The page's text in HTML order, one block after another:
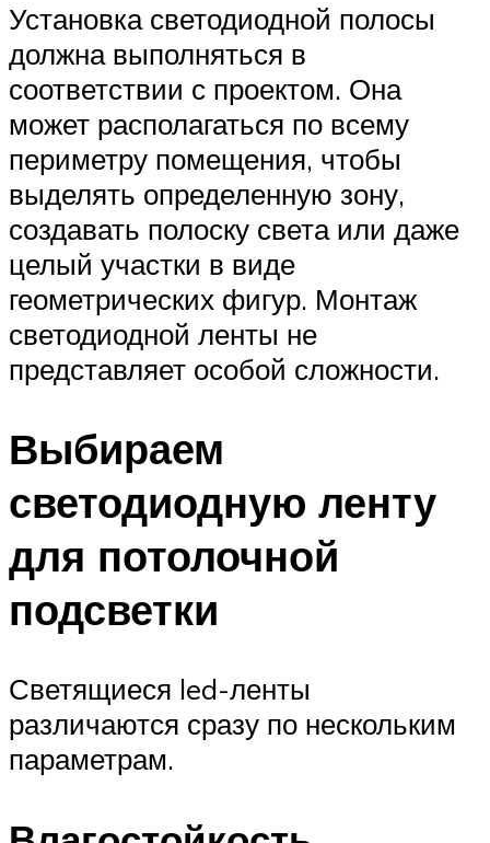
Установка светодиодной полосы
должна выполняться в
соответствии с проектом. Она
может располагаться по всему
периметру помещения, чтобы
выделять определенную зону,
создавать полоску света или даже
целый участки в виде
геометрических фигур. Монтаж
светодиодной ленты не
представляет особой сложности.
Выбираем
светодиодную ленту
для потолочной
подсветки
Светящиеся led-ленты
различаются сразу по нескольким
параметрам.